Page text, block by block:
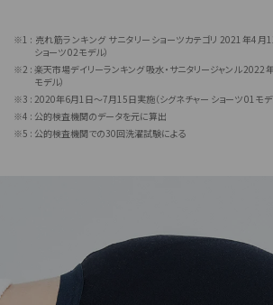
売れ筋ランキング サニタリーショーツカテゴリ 2021年4月
ショーツ 02モデル）
楽天市場デイリーランキング 吸水・サニタリージャンル 2022
モデル）
2020年6月1日〜7月15日実施（シグネチャー ショーツ 01モデ
公的検査機関のデータを元に算出
公的検査機関での30回洗濯試験による